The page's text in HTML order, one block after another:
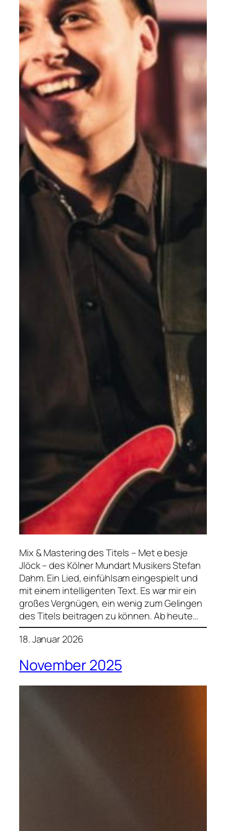
Mix & Mastering des Titels – Met e besje
Jlöck – des Kölner Mundart Musikers Stefan
Dahm. Ein Lied, einfühlsam eingespielt und
mit einem intelligenten Text. Es war mir ein
großes Vergnügen, ein wenig zum Gelingen
des Titels beitragen zu können. Ab heute…
18. Januar 2026
November 2025